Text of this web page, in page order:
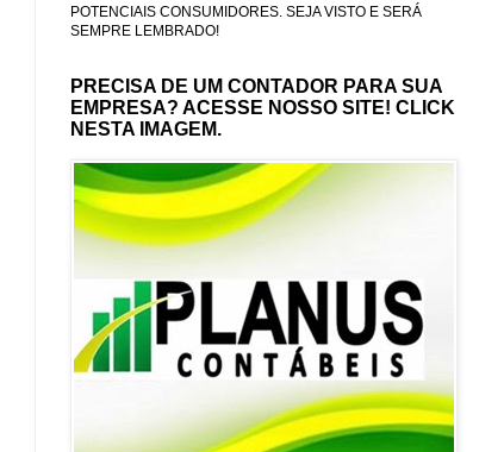
POTENCIAIS CONSUMIDORES. SEJA VISTO E SERÁ
SEMPRE LEMBRADO!
PRECISA DE UM CONTADOR PARA SUA
EMPRESA? ACESSE NOSSO SITE! CLICK
NESTA IMAGEM.